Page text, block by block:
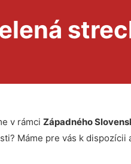
v rámci Západného
Máme pre vás k dispozícii